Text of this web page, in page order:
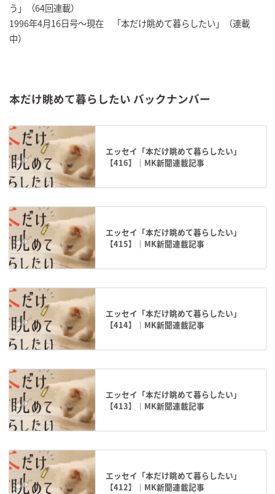
う」（64回連載）
1996年4月16日号～現在 「本だけ眺めて暮らしたい」（連載
中）
本だけ眺めて暮らしたい バックナンバー
エッセイ「本だけ眺めて暮らしたい」
【416】｜MK新聞連載記事
エッセイ「本だけ眺めて暮らしたい」
【415】｜MK新聞連載記事
エッセイ「本だけ眺めて暮らしたい」
【414】｜MK新聞連載記事
エッセイ「本だけ眺めて暮らしたい」
【413】｜MK新聞連載記事
エッセイ「本だけ眺めて暮らしたい」
【412】｜MK新聞連載記事